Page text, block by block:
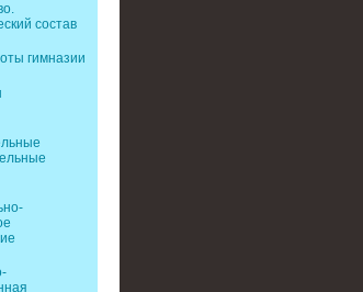
состав
гимназии